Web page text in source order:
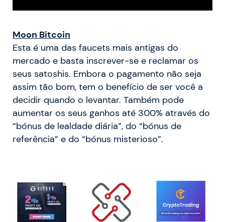
Moon Bitcoin
Esta é uma das faucets mais antigas do
mercado e basta inscrever-se e reclamar os
seus satoshis. Embora o pagamento não seja
assim tão bom, tem o benefício de ser você a
decidir quando o levantar. Também pode
aumentar os seus ganhos até 300% através do
“bónus de lealdade diária”, do “bónus de
referência” e do “bónus misterioso”.